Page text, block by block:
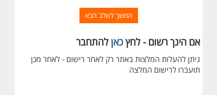
המשך לשלב הבא
אם הינך רשום - לחץכאןלהתחבר
ניתן להעלות המלצות באתר רק לאחר רישום - לאחר מכן
תועברו לרישום המלצה